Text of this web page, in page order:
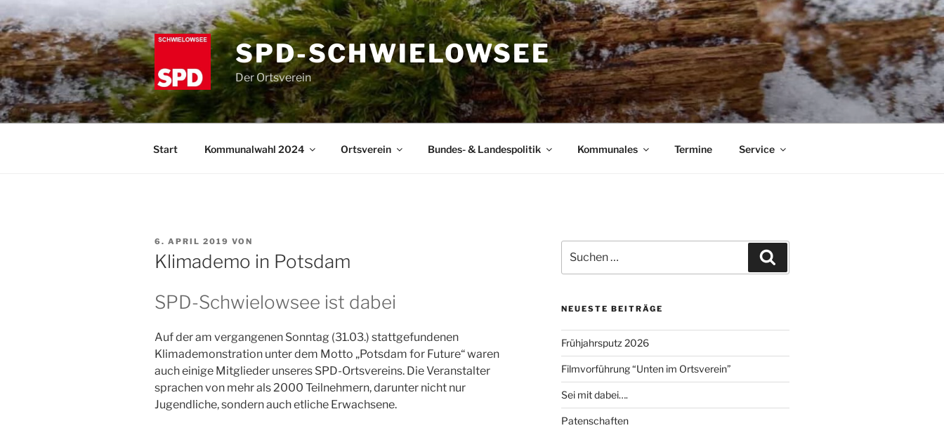
Inhalt
springen
SPD-SCHWIELOWSEE
Der Ortsverein
Start Kommunalwahl 2024 Ortsverein Bundes- & Landespolitik Kommunales Termine Service
VERÖFFENTLICHT
AM
6. APRIL 2019 VON
Klimademo in Potsdam
SPD-Schwielowsee ist dabei
Auf der am vergangenen Sonntag (31.03.) stattgefundenen
Klimademonstration unter dem Motto „Potsdam for Future“ waren
auch einige Mitglieder unseres SPD-Ortsvereins. Die Veranstalter
sprachen von mehr als 2000 Teilnehmern, darunter nicht nur
Jugendliche, sondern auch etliche Erwachsene.
nach:
NEUESTE BEITRÄGE
Frühjahrsputz 2026
Filmvorführung “Unten im Ortsverein”
Sei mit dabei….
Patenschaften